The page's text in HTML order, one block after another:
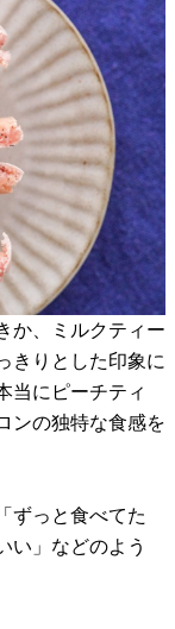
か、ミルクティー
きりとした印象に
当にピーチティ
ンの独特な食感を
ずっと食べてた
い」などのよう